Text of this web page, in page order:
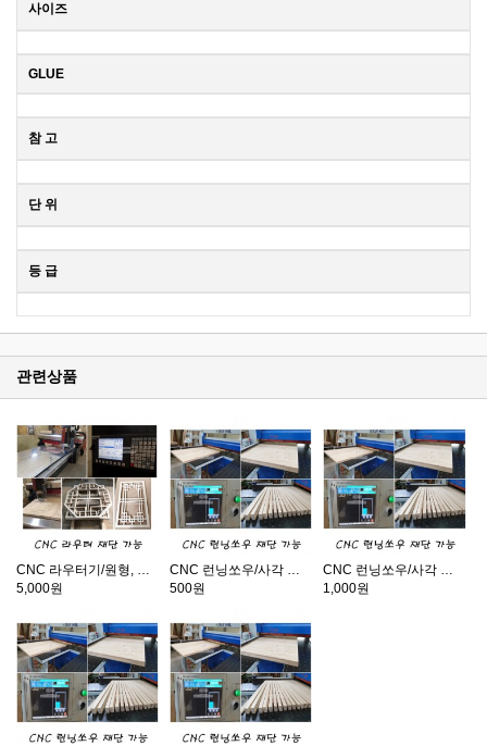
사이즈
GLUE
참 고
단 위
등 급
관련상품
CNC 라우터기/원형, 곡선, 원하는 그림 재단가능
5,000원
CNC 런닝쏘우/사각 또는 직선 재단기
500원
CNC 런닝쏘우/사각 또는 직선 재단기
1,000원